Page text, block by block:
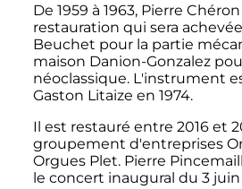
De 1959 à 1963, Pierre
restauration qui sera
Beuchet pour la partie
maison Danion-Gonzalez
néoclassique. L'instrument
Gaston Litaize en 1974.
Il est restauré entre 2016et
groupement d'entreprises
Orgues Plet. Pierre
le concert inaugural du 3 juin